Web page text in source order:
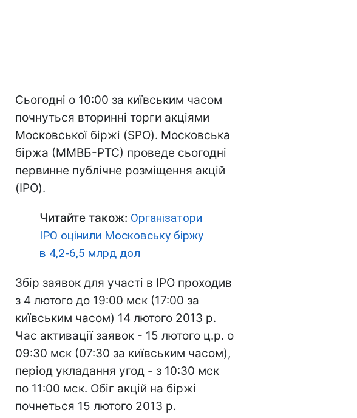
Сьогодні о 10:00 за київським часом
почнуться вторинні торги акціями
Московської біржі (SPO). Московська
біржа (ММВБ-РТС) проведе сьогодні
первинне публічне розміщення акцій
(IPO).
Читайте також: Організатори
IPO оцінили Московську біржу
в 4,2-6,5 млрд дол
Збір заявок для участі в IPO проходив
з 4 лютого до 19:00 мск (17:00 за
київським часом) 14 лютого 2013 р.
Час активації заявок - 15 лютого ц.р. о
09:30 мск (07:30 за київським часом),
період укладання угод - з 10:30 мск
по 11:00 мск. Обіг акцій на біржі
почнеться 15 лютого 2013 р.